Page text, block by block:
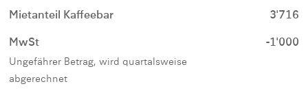
Mietanteil Kaffeebar 3'716
MwSt -1'000
Ungefährer Betrag, wird quartalsweise
abgerechnet